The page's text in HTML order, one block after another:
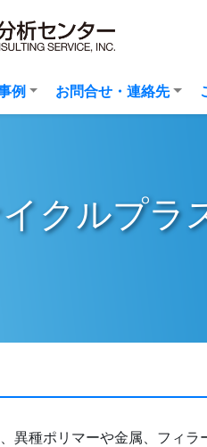
例 お問合せ・連絡先
クルプラ
異種ポリマーや金属、フィ